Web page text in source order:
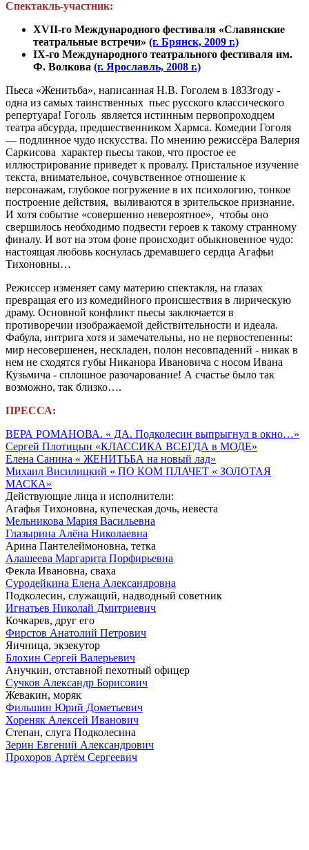
Спектакль-участник:
XVII-го Международного фестиваля «Славянские
театральные встречи» (г. Брянск, 2009 г.)
IX-го Международного театрального фестиваля им.
Ф. Волкова (г. Ярославль, 2008 г.)
Пьеса «Женитьба», написанная Н.В. Гоголем в 1833году -
одна из самых таинственных пьес русского классического
репертуара! Гоголь является истинным первопроходцем
театра абсурда, предшественником Хармса. Комедии Гоголя
— подлинное чудо искусства. По мнению режиссёра Валерия
Саркисова характер пьесы таков, что простое ее
иллюстрирование приведет к провалу. Пристальное изучение
текста, внимательное, сочувственное отношение к
персонажам, глубокое погружение в их психологию, тонкое
построение действия, выливаются в зрительское признание.
И хотя событие «совершенно невероятное», чтобы оно
свершилось необходимо подвести героев к такому странному
финалу. И вот на этом фоне происходит обыкновенное чудо:
настоящая любовь коснулась дремавшего сердца Агафьи
Тихоновны…
Режиссер изменяет саму материю спектакля, на глазах
превращая его из комедийного происшествия в лирическую
драму. Основной конфликт пьесы заключается в
противоречии изображаемой действительности и идеала.
Фабула, интрига хотя и замечательны, но не первостепенны:
мир несовершенен, нескладен, полон несовпадений - никак в
нем не сходятся губы Никанора Ивановича c носом Ивана
Кузьмича - сплошное разочарование! А счастье было так
возможно, так близко….
ПРЕССА:
ВЕРА РОМАНОВА. « ДА. Подколесин выпрыгнул в окно…»
Сергей Плотицын «КЛАССИКА ВСЕГДА в МОДЕ»
Елена Санина « ЖЕНИТЬБА на новый лад»
Михаил Висилицкий « ПО КОМ ПЛАЧЕТ « ЗОЛОТАЯ
МАСКА»
Действующие лица и исполнители:
Агафья Тихоновна, купеческая дочь, невеста
Мельникова Мария Васильевна
Глазырина Алёна Николаевна
Арина Пантелеймоновна, тетка
Алашеева Маргарита Порфирьевна
Фекла Ивановна, сваха
Суродейкина Елена Александровна
Подколесин, служащий, надводный советник
Игнатьев Николай Дмитриевич
Кочкарев, друг его
Фирстов Анатолий Петрович
Яичница, экзекутор
Блохин Сергей Валерьевич
Анучкин, отставной пехотный офицер
Сучков Александр Борисович
Жевакин, моряк
Фильшин Юрий Дометьевич
Хореняк Алексей Иванович
Степан, слуга Подколесина
Зерин Евгений Александрович
Прохоров Артём Сергеевич